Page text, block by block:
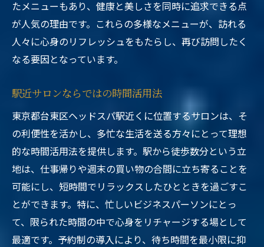
たメニューもあり、健康と美しさを同時に追求できる点
が人気の理由です。これらの多様なメニューが、訪れる
人々に心身のリフレッシュをもたらし、再び訪問したく
なる要因となっています。
駅近サロンならではの時間活用法
東京都台東区ヘッドスパ駅近くに位置するサロンは、そ
の利便性を活かし、多忙な生活を送る方々にとって理想
的な時間活用法を提供します。駅から徒歩数分という立
地は、仕事帰りや週末の買い物の合間に立ち寄ることを
可能にし、短時間でリラックスしたひとときを過ごすこ
とができます。特に、忙しいビジネスパーソンにとっ
て、限られた時間の中で心身をリチャージする場として
最適です。予約制の導入により、待ち時間を最小限に抑